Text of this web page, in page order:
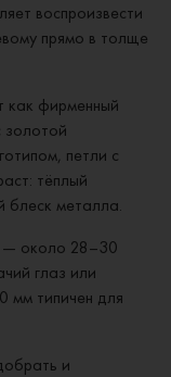
воспроизвести
прямо в толще
как фирменный
золотой
петли с
тёплый
блеск металла.
— около 28–30
глаз или
мм типичен для
и